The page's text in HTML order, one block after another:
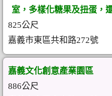
室，多樣化糖果及扭蛋，
825公尺
嘉義市東區共和路272號
嘉義文化創意產業園區
886公尺